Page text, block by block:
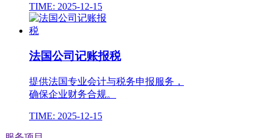
TIME: 2025-12-15
法国公司记账报税
提供法国专业会计与税务申报服务，
确保企业财务合规。
TIME: 2025-12-15